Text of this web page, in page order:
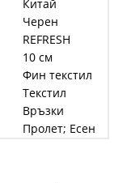
Китай
Черен
REFRESH
10 см
Фин текстил
Текстил
Връзки
Пролет; Есен